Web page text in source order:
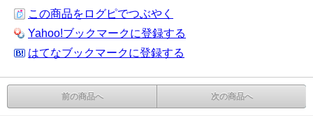
この商品をログピでつぶやく
Yahoo!ブックマークに登録する
はてなブックマークに登録する
前の商品へ 次の商品へ